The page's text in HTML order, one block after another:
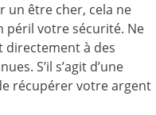
un être cher, cela ne
péril votre sécurité. Ne
directement à des
S’il s’agit d’une
récupérer votre argent